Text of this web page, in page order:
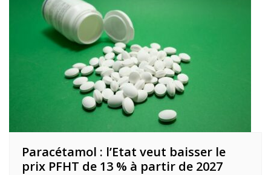
Paracétamol : l’Etat veut baisser le
prix PFHT de 13 % à partir de 2027